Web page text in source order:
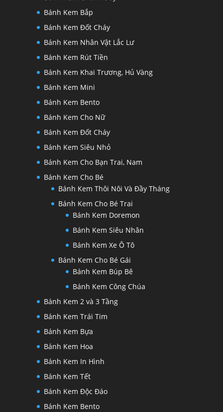
Bánh Kem Bắp
Bánh Kem Đốt Cháy
Bánh Kem Nhân Vật Lắc Lư
Bánh Kem Rút Tiền
Bánh Kem Khai Trương, Hủ Vàng
Bánh Kem Mini
Bánh Kem Bento
Bánh Kem Cho Nữ
Bánh Kem Đốt Cháy
Bánh Kem Siêu Nhỏ
Bánh Kem Cho Bạn Trai, Nam
Bánh Kem Cho Bé
Bánh Kem Thôi Nôi Và Đầy Tháng
Bánh Kem Cho Bé Trai
Bánh Kem Doremon
Bánh Kem Siêu Nhân
Bánh Kem Xe Ô Tô
Bánh Kem Cho Bé Gái
Bánh Kem Búp Bê
Bánh Kem Công Chúa
Bánh Kem 2 và 3 Tầng
Bánh Kem Trái Tim
Bánh Kem Bựa
Bánh Kem Hoa
Bánh Kem In Hình
Bánh Kem Tết
Bánh Kem Độc Đáo
Bánh Kem Bento